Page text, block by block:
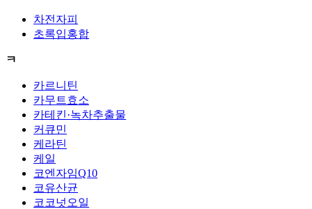
차전자피
초록입홍합
ㅋ
카르니틴
카무트효소
카테킨·녹차추출물
커큐민
케라틴
케일
코엔자임Q10
코유산균
코코넛오일